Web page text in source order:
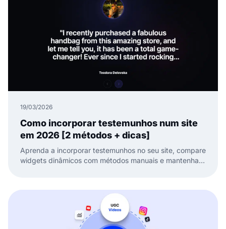
19/03/2026
Como incorporar testemunhos num site
em 2026 [2 métodos + dicas]
Aprenda a incorporar testemunhos no seu site, compare
widgets dinâmicos com métodos manuais e mantenha a